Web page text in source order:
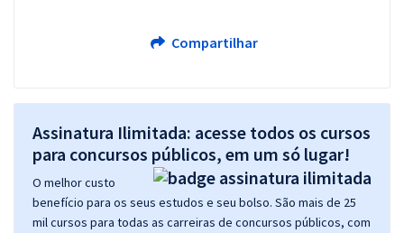
Compartilhar
Assinatura Ilimitada: acesse todos os cursos
para concursos públicos, em um só lugar!
O melhor custo
benefício para os seus estudos e seu bolso. São mais de 25
mil cursos para todas as carreiras de concursos públicos, com